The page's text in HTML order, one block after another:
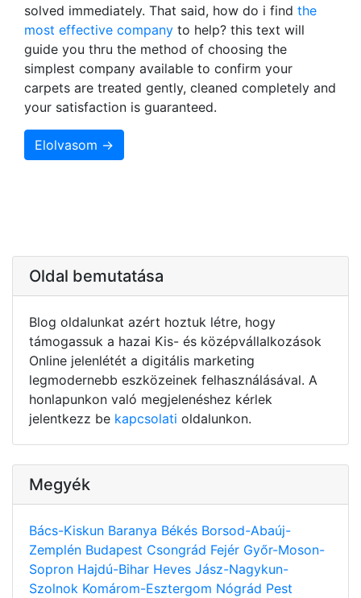
solved immediately. That said, how do i find the
most effective company to help? this text will
guide you thru the method of choosing the
simplest company available to confirm your
carpets are treated gently, cleaned completely and
your satisfaction is guaranteed.
Elolvasom →
Oldal bemutatása
Blog oldalunkat azért hoztuk létre, hogy
támogassuk a hazai Kis- és középvállalkozások
Online jelenlétét a digitális marketing
legmodernebb eszközeinek felhasználásával. A
honlapunkon való megjelenéshez kérlek
jelentkezz be kapcsolati oldalunkon.
Megyék
Bács-Kiskun Baranya Békés Borsod-Abaúj-
Zemplén Budapest Csongrád Fejér Győr-Moson-
Sopron Hajdú-Bihar Heves Jász-Nagykun-
Szolnok Komárom-Esztergom Nógrád Pest